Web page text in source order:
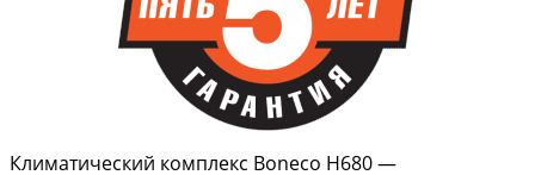
Климатический комплекс Boneco H680 —